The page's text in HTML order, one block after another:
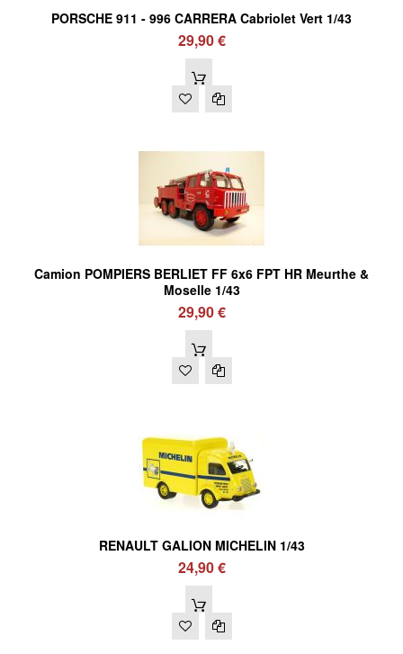
PORSCHE 911 - 996 CARRERA Cabriolet Vert 1/43
29,90 €
Camion POMPIERS BERLIET FF 6x6 FPT HR Meurthe &
Moselle 1/43
29,90 €
RENAULT GALION MICHELIN 1/43
24,90 €